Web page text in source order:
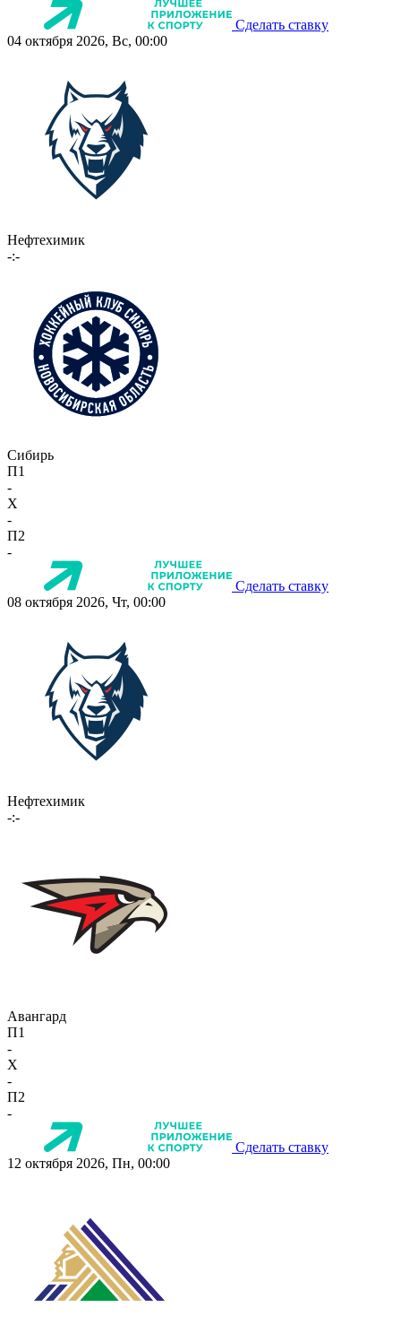
Сделать ставку
04 октября 2026, Вс, 00:00
Нефтехимик
-:-
Сибирь
П1
-
X
-
П2
-
Сделать ставку
08 октября 2026, Чт, 00:00
Нефтехимик
-:-
Авангард
П1
-
X
-
П2
-
Сделать ставку
12 октября 2026, Пн, 00:00